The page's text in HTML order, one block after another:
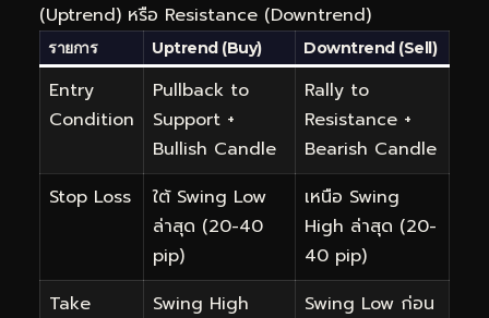
(Uptrend) หรือ Resistance (Downtrend)
รายการ Uptrend (Buy) Downtrend (Sell)
Entry
Condition
Pullback to
Support +
Bullish Candle
Rally to
Resistance +
Bearish Candle
Stop Loss
ใต้ Swing Low
ล่าสุด (20-40
pip)
เหนือ Swing
High ล่าสุด (20-
40 pip)
Take
Swing High
Swing Low ก่อน